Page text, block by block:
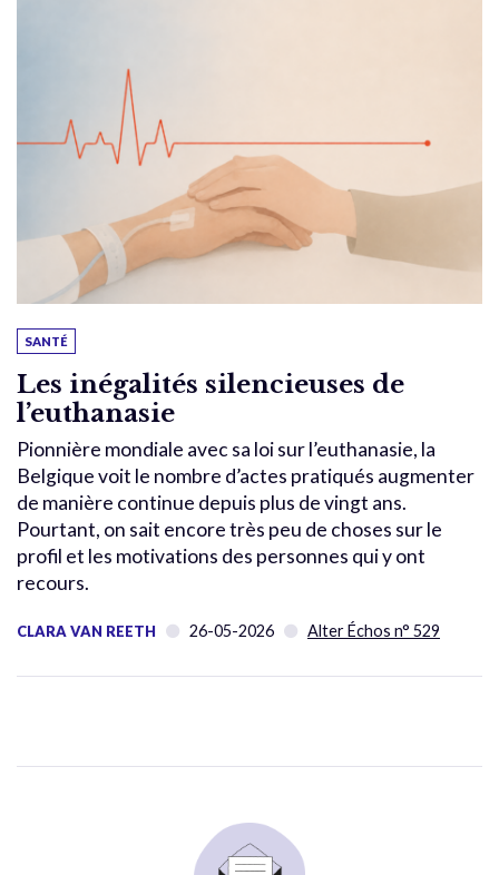
SANTÉ
Les inégalités silencieuses de
l’euthanasie
Pionnière mondiale avec sa loi sur l’euthanasie, la
Belgique voit le nombre d’actes pratiqués augmenter
de manière continue depuis plus de vingt ans.
Pourtant, on sait encore très peu de choses sur le
profil et les motivations des personnes qui y ont
recours.
CLARA VAN REETH 26-05-2026 Alter Échos n° 529